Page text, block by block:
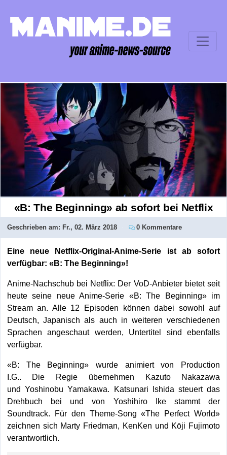
«B: The Beginning» ab sofort bei Netflix
Geschrieben am: Fr., 02. März 2018 0 Kommentare
Eine neue Netflix-Original-Anime-Serie ist ab sofort
verfügbar: «B: The Beginning»!
Anime-Nachschub bei Netflix: Der VoD-Anbieter bietet seit
heute seine neue Anime-Serie «B: The Beginning» im
Stream an. Alle 12 Episoden können dabei sowohl auf
Deutsch, Japanisch als auch in weiteren verschiedenen
Sprachen angeschaut werden, Untertitel sind ebenfalls
verfügbar.
«B: The Beginning» wurde animiert von Production
I.G.. Die Regie übernehmen Kazuto Nakazawa
und Yoshinobu Yamakawa. Katsunari Ishida steuert das
Drehbuch bei und von Yoshihiro Ike stammt der
Soundtrack. Für den Theme-Song «The Perfect World»
zeichnen sich Marty Friedman, KenKen und Kōji Fujimoto
verantwortlich.